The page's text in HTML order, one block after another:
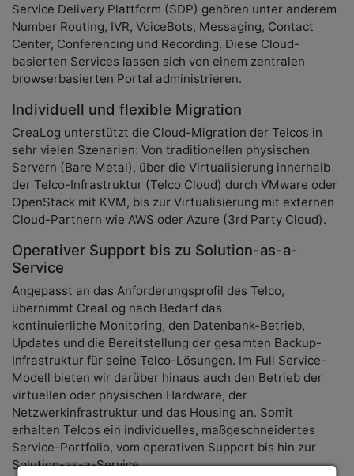
Service Delivery Plattform (SDP) gehören unter anderem
Number Routing, IVR, VoiceBots, Messaging, Contact
Center, Conferencing und Recording. Diese Cloud-
basierten Services lassen sich von einem zentralen
browserbasierten Portal administrieren.
Individuell und flexible Migration
CreaLog unterstützt die Cloud-Migration der Telcos in
sehr vielen Szenarien: Von traditionellen physischen
Servern (Bare Metal), über die Virtualisierung innerhalb
der Telco-Infrastruktur (Telco Cloud) durch VMware oder
OpenStack mit KVM, bis zur Virtualisierung mit externen
Cloud-Partnern wie AWS oder Azure (3rd Party Cloud).
Operativer Support bis zu Solution-as-a-
Service
Angepasst an das Anforderungsprofil des Telco,
übernimmt CreaLog nach Bedarf das
kontinuierliche Monitoring, den Datenbank-Betrieb,
Updates und die Bereitstellung der gesamten Backup-
Infrastruktur für seine Telco-Lösungen. Im Full Service-
Modell bieten wir darüber hinaus auch den Betrieb der
virtuellen oder physischen Hardware, der
Netzwerkinfrastruktur und das Housing an. Somit
erhalten Telcos ein individuelles, maßgeschneidertes
Service-Portfolio, vom operativen Support bis hin zur
Solution-as-a-Service.